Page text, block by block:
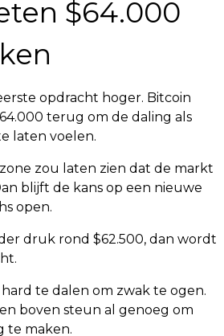
$64.000
opdracht hoger. Bitcoin
terug om de daling als
laten voelen.
zou laten zien dat de markt
blijft de kans op een nieuwe
open.
druk rond $62.500, dan wordt
te dalen om zwak te ogen.
boven steun al genoeg om
te maken.